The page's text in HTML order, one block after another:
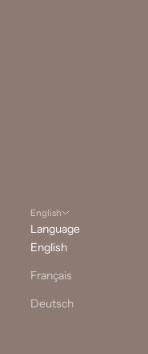
English
Language
English
Français
Deutsch